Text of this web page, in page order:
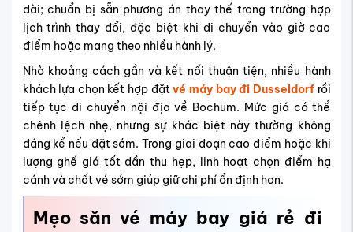
dài; chuẩn bị sẵn phương án thay thế trong trường hợp
lịch trình thay đổi, đặc biệt khi di chuyển vào giờ cao
điểm hoặc mang theo nhiều hành lý.
Nhờ khoảng cách gần và kết nối thuận tiện, nhiều hành
khách lựa chọn kết hợp đặtvé máy bay đi Dusseldorfrồi
tiếp tục di chuyển nội địa về Bochum. Mức giá có thể
chênh lệch nhẹ, nhưng sự khác biệt này thường không
đáng kể nếu đặt sớm. Trong giai đoạn cao điểm hoặc khi
lượng ghế giá tốt dần thu hẹp, linh hoạt chọn điểm hạ
cánh và chốt vé sớm giúp giữ chi phí ổn định hơn.
Mẹo săn vé máy bay giá rẻ đi